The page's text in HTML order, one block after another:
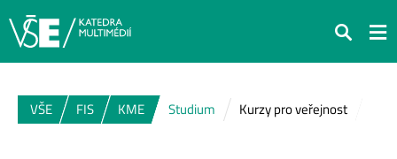
Hledat
VŠE FIS KME Studium Kurzy pro veřejnost